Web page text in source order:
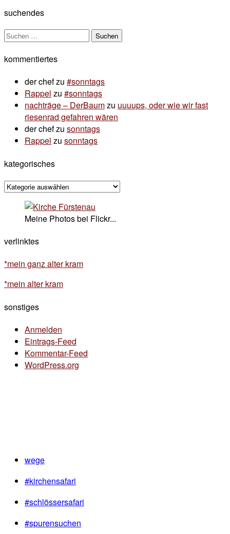
suchendes
Suchen
kommentiertes
der chefzu #sonntags
Rappel zu #sonntags
nachträge – DerBaumzu uuuups, oder wie wir fast
riesenrad gefahren wären
der chefzu sonntags
Rappel zu sonntags
kategorisches
kategorisches
Meine Photos bei Flickr...
verlinktes
*mein ganz alter kram
*mein alter kram
sonstiges
Anmelden
Eintrags-Feed
Kommentar-Feed
WordPress.org
wege
#kirchensafari
#schlössersafari
#spurensuchen